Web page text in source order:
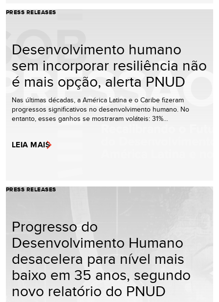
PRESS RELEASES
Desenvolvimento humano
sem incorporar resiliência não
é mais opção, alerta PNUD
Nas últimas décadas, a América Latina e o Caribe fizeram
progressos significativos no desenvolvimento humano. No
entanto, esses ganhos se mostraram voláteis: 31%…
LEIA MAIS
PRESS RELEASES
Progresso do
Desenvolvimento Humano
desacelera para nível mais
baixo em 35 anos, segundo
novo relatório do PNUD